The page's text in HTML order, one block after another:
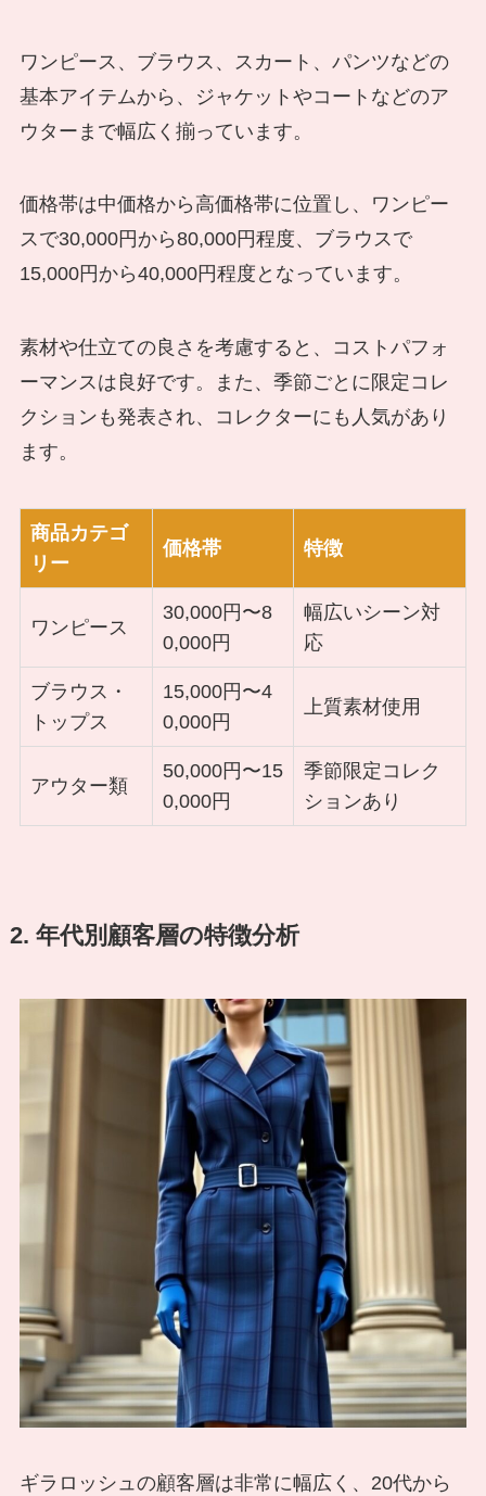
ワンピース、ブラウス、スカート、パンツなどの
基本アイテムから、ジャケットやコートなどのア
ウターまで幅広く揃っています。
価格帯は中価格から高価格帯に位置し、ワンピー
スで30,000円から80,000円程度、ブラウスで
15,000円から40,000円程度となっています。
素材や仕立ての良さを考慮すると、コストパフォ
ーマンスは良好です。また、季節ごとに限定コレ
クションも発表され、コレクターにも人気があり
ます。
商品カテゴ
リー
価格帯 特徴
ワンピース
30,000円〜8
0,000円
幅広いシーン対
応
ブラウス・
トップス
15,000円〜4
0,000円
上質素材使用
アウター類
50,000円〜15
0,000円
季節限定コレク
ションあり
2. 年代別顧客層の特徴分析
ギラロッシュの顧客層は非常に幅広く、20代から